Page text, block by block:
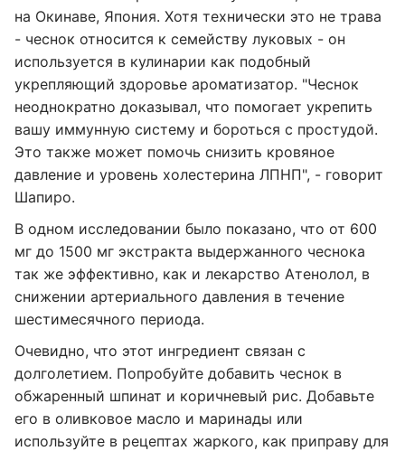
на Окинаве, Япония. Хотя технически это не трава
- чеснок относится к семейству луковых - он
используется в кулинарии как подобный
укрепляющий здоровье ароматизатор. "Чеснок
неоднократно доказывал, что помогает укрепить
вашу иммунную систему и бороться с простудой.
Это также может помочь снизить кровяное
давление и уровень холестерина ЛПНП", - говорит
Шапиро.
В одном исследовании было показано, что от 600
мг до 1500 мг экстракта выдержанного чеснока
так же эффективно, как и лекарство Атенолол, в
снижении артериального давления в течение
шестимесячного периода.
Очевидно, что этот ингредиент связан с
долголетием. Попробуйте добавить чеснок в
обжаренный шпинат и коричневый рис. Добавьте
его в оливковое масло и маринады или
используйте в рецептах жаркого, как приправу для